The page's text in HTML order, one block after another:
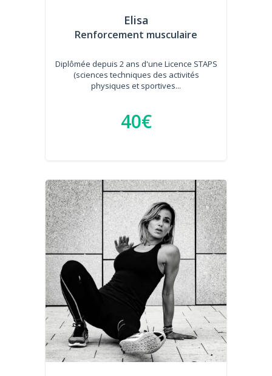
Elisa
Renforcement musculaire
Diplômée depuis 2 ans d'une Licence STAPS
(sciences techniques des activités
physiques et sportives...
40€